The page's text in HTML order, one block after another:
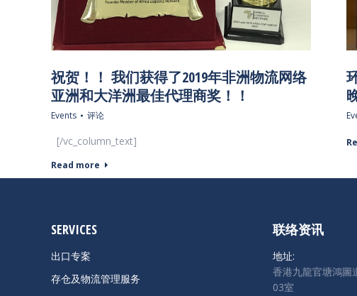
祝贺！！ 我们获得了2019年非洲物流网络
亚洲和大洋洲最佳代理商奖！！
Events 评论
[/vc_column_text]
Read more
SERVICES
出口专案
存仓及物流管理服务
联络资讯
地址:
香港九龍官塘鴻圖
03室